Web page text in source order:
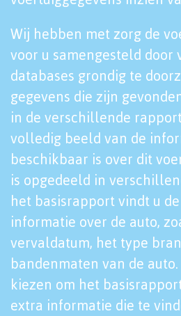
Wij hebben met zorg de
voor u samengesteld door
databases grondig te
gegevens die zijn
in de verschillende
volledig beeld van de
beschikbaar is over dit
is opgedeeld in
het basisrapport vindt u
informatie over de auto,
vervaldatum, het type
bandenmaten van de
kiezen om het
extra informatie die te